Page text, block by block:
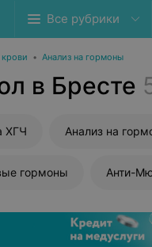
Все рубрики
крови • Анализ на гормоны
в Бресте
ХГЧ Анализ на гормоны
гормоны Анти-